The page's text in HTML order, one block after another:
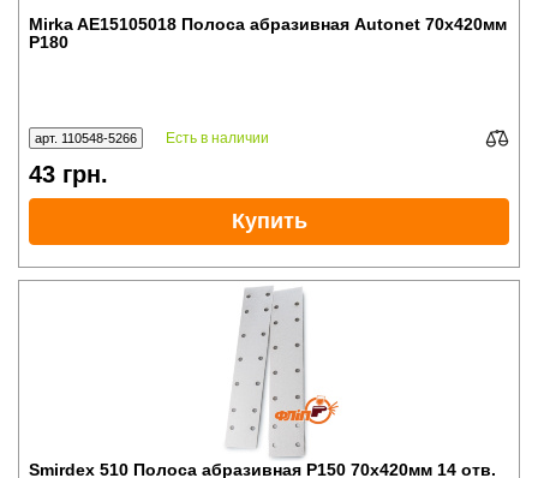
Mirka AE15105018 Полоса абразивная Autonet 70x420мм
P180
арт. 110548-5266 Есть в наличии
43 грн.
Купить
Smirdex 510 Полоса абразивная P150 70x420мм 14 отв.